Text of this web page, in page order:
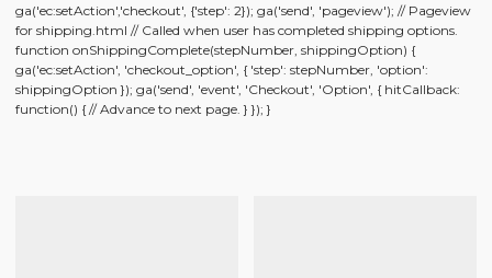
ga('ec:setAction','checkout', {'step': 2}); ga('send', 'pageview'); // Pageview
for shipping.html // Called when user has completed shipping options.
function onShippingComplete(stepNumber, shippingOption) {
ga('ec:setAction', 'checkout_option', { 'step': stepNumber, 'option':
shippingOption }); ga('send', 'event', 'Checkout', 'Option', { hitCallback:
function() { // Advance to next page. } }); }